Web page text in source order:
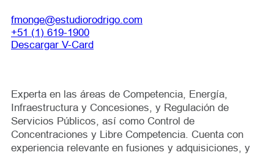
fmonge@estudiorodrigo.com
+51 (1) 619-1900
Descargar V-Card
Experta en las áreas de Competencia, Energía,
Infraestructura y Concesiones, y Regulación de
Servicios Públicos, así como Control de
Concentraciones y Libre Competencia. Cuenta con
experiencia relevante en fusiones y adquisiciones, y